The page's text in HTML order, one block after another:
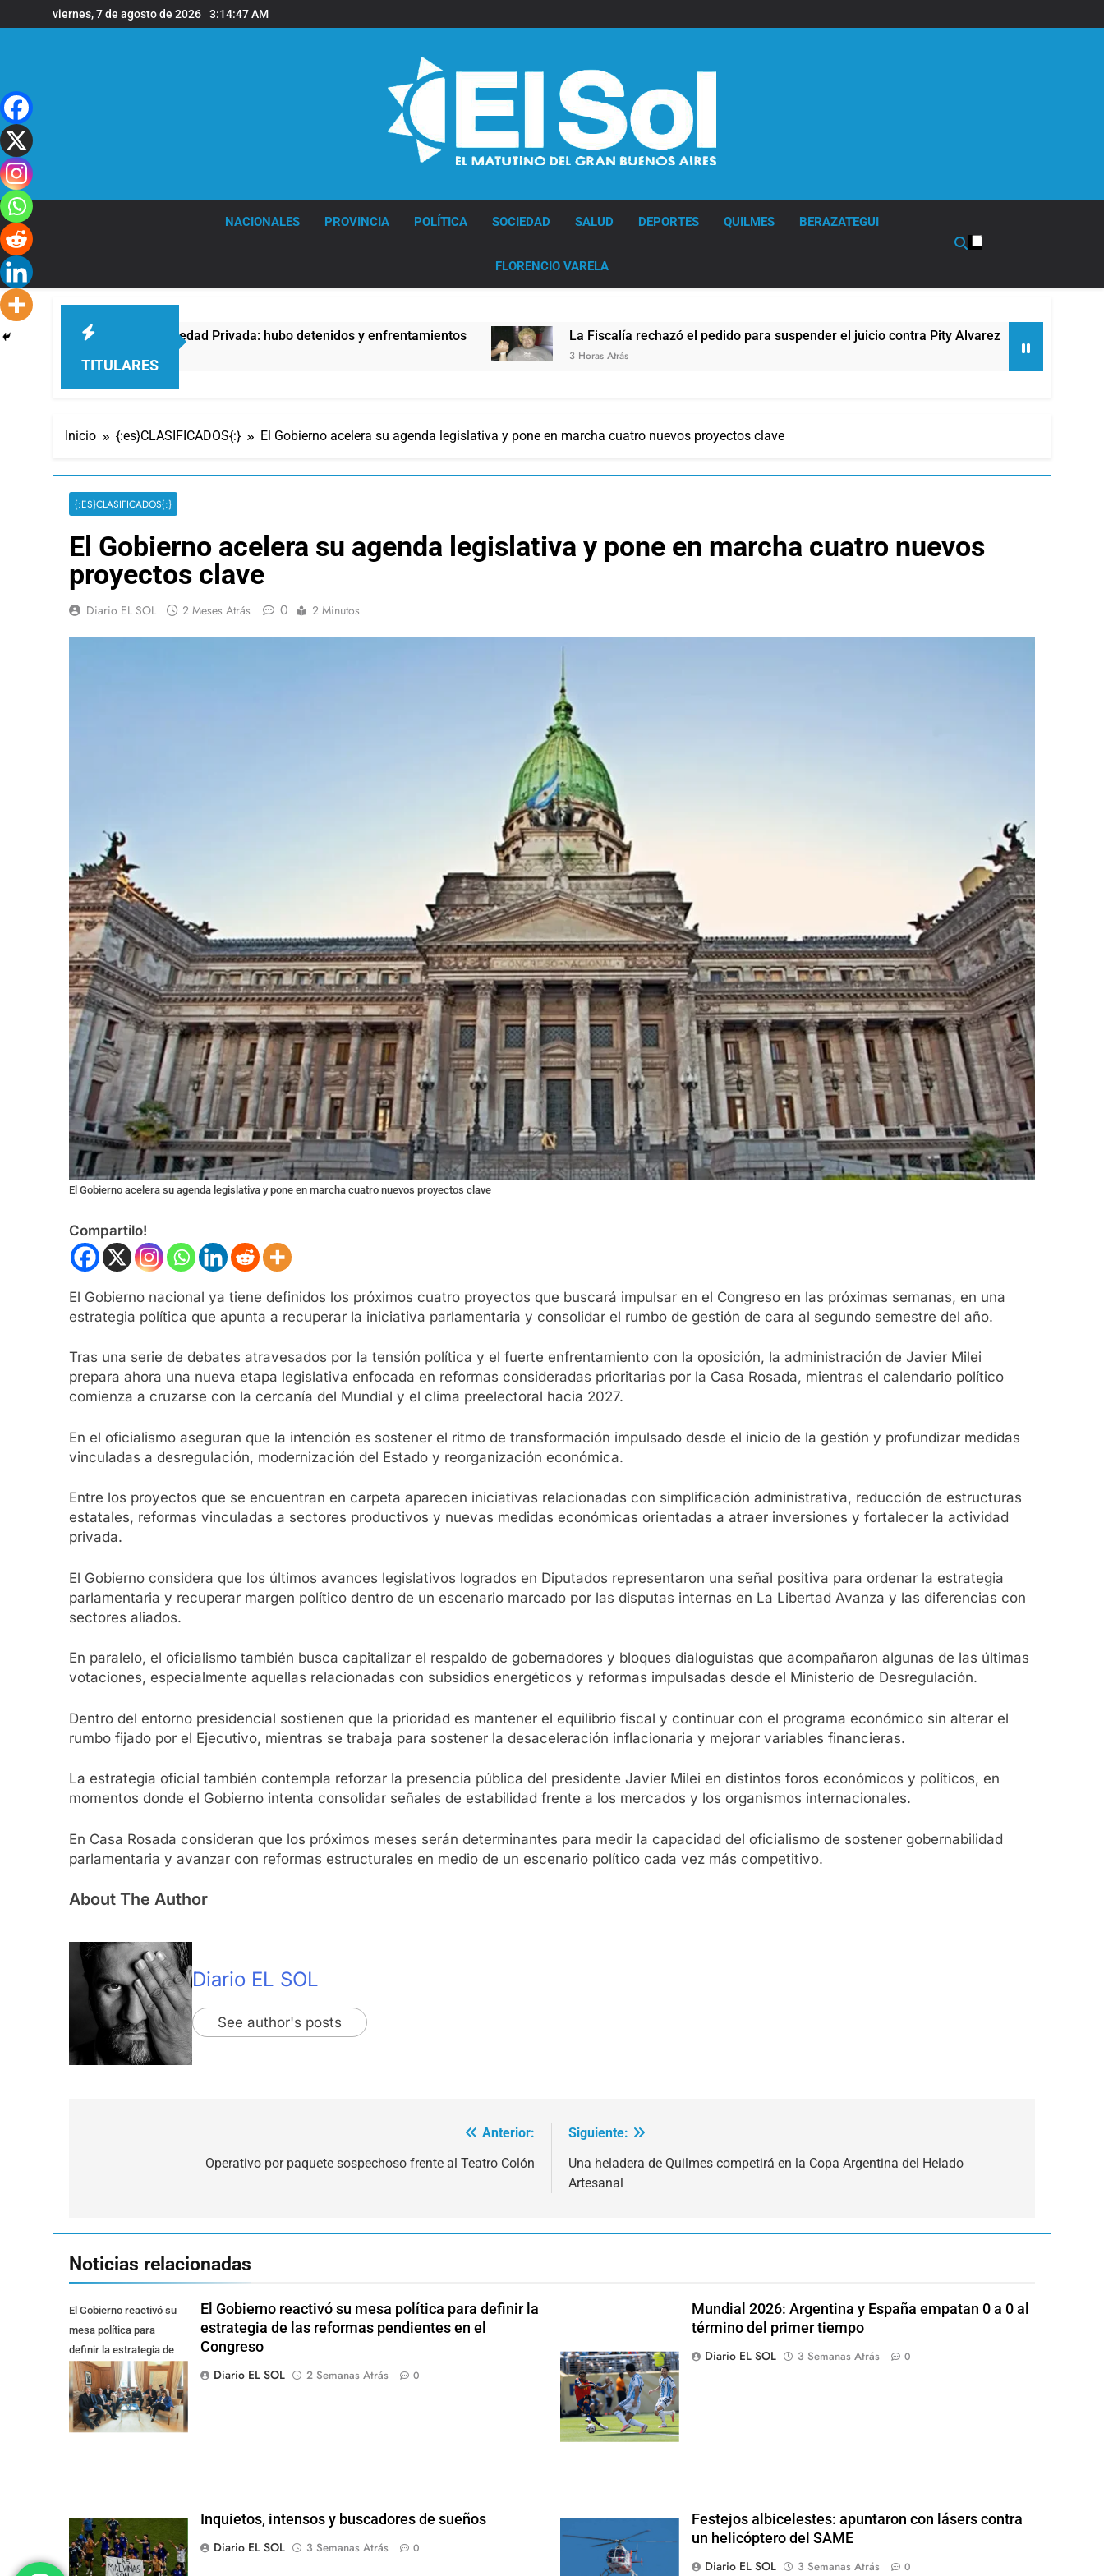
al
viernes, 7 de agosto de 2026 3:14:48 AM
NACIONALES PROVINCIA POLÍTICA SOCIEDAD SALUD DEPORTES QUILMES BERAZATEGUI
FLORENCIO VARELA
TITULARES
Ley de Propiedad Privada: hubo detenidos y enfrentamientos La Fiscalía rechazó el pedido para suspender el juicio contra Pity Alvarez
3 Horas Atrás 4 Horas Atrás
Inicio {:es}CLASIFICADOS{:} El Gobierno acelera su agenda legislativa y pone en marcha cuatro nuevos proyectos clave
{:ES}CLASIFICADOS{:}
El Gobierno acelera su agenda legislativa y pone en marcha cuatro nuevos
proyectos clave
Diario EL SOL 2 Meses Atrás 0 2 Minutos
El Gobierno acelera su agenda legislativa y pone en marcha cuatro nuevos proyectos clave
Compartilo!
El Gobierno nacional ya tiene definidos los próximos cuatro proyectos que buscará impulsar en el Congreso en las próximas semanas, en una
estrategia política que apunta a recuperar la iniciativa parlamentaria y consolidar el rumbo de gestión de cara al segundo semestre del año.
Tras una serie de debates atravesados por la tensión política y el fuerte enfrentamiento con la oposición, la administración de Javier Milei
prepara ahora una nueva etapa legislativa enfocada en reformas consideradas prioritarias por la Casa Rosada, mientras el calendario político
comienza a cruzarse con la cercanía del Mundial y el clima preelectoral hacia 2027.
En el oficialismo aseguran que la intención es sostener el ritmo de transformación impulsado desde el inicio de la gestión y profundizar medidas
vinculadas a desregulación, modernización del Estado y reorganización económica.
Entre los proyectos que se encuentran en carpeta aparecen iniciativas relacionadas con simplificación administrativa, reducción de estructuras
estatales, reformas vinculadas a sectores productivos y nuevas medidas económicas orientadas a atraer inversiones y fortalecer la actividad
privada.
El Gobierno considera que los últimos avances legislativos logrados en Diputados representaron una señal positiva para ordenar la estrategia
parlamentaria y recuperar margen político dentro de un escenario marcado por las disputas internas en La Libertad Avanza y las diferencias con
sectores aliados.
En paralelo, el oficialismo también busca capitalizar el respaldo de gobernadores y bloques dialoguistas que acompañaron algunas de las últimas
votaciones, especialmente aquellas relacionadas con subsidios energéticos y reformas impulsadas desde el Ministerio de Desregulación.
Dentro del entorno presidencial sostienen que la prioridad es mantener el equilibrio fiscal y continuar con el programa económico sin alterar el
rumbo fijado por el Ejecutivo, mientras se trabaja para sostener la desaceleración inflacionaria y mejorar variables financieras.
La estrategia oficial también contempla reforzar la presencia pública del presidente Javier Milei en distintos foros económicos y políticos, en
momentos donde el Gobierno intenta consolidar señales de estabilidad frente a los mercados y los organismos internacionales.
En Casa Rosada consideran que los próximos meses serán determinantes para medir la capacidad del oficialismo de sostener gobernabilidad
parlamentaria y avanzar con reformas estructurales en medio de un escenario político cada vez más competitivo.
About The Author
Diario EL SOL
See author's posts
Anterior:
Operativo por paquete sospechoso frente al Teatro Colón
Siguiente:
Una heladera de Quilmes competirá en la Copa Argentina del Helado
Artesanal
Noticias relacionadas
El Gobierno reactivó su
mesa política para
definir la estrategia de
las reformas pendientes
en el Congreso
El Gobierno reactivó su mesa política para definir la
estrategia de las reformas pendientes en el
Congreso
Diario EL SOL
2 Semanas Atrás 0
Mundial 2026: Argentina y España empatan 0 a 0 al
término del primer tiempo
Diario EL SOL
3 Semanas Atrás 0
Inquietos, intensos y buscadores de sueños
Diario EL SOL
3 Semanas Atrás 0
Festejos albicelestes: apuntaron con lásers contra
un helicóptero del SAME
Diario EL SOL
3 Semanas Atrás 0